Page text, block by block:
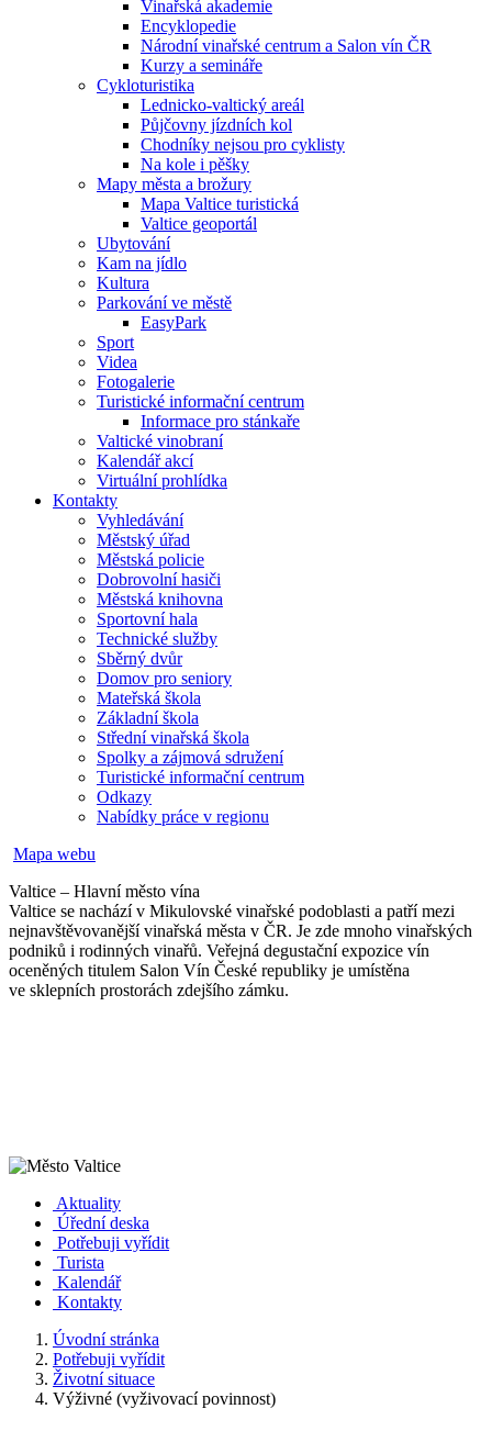
Vinařská akademie
Encyklopedie
Národní vinařské centrum a Salon vín ČR
Kurzy a semináře
Cykloturistika
Lednicko-valtický areál
Půjčovny jízdních kol
Chodníky nejsou pro cyklisty
Na kole i pěšky
Mapy města a brožury
Mapa Valtice turistická
Valtice geoportál
Ubytování
Kam na jídlo
Kultura
Parkování ve městě
EasyPark
Sport
Videa
Fotogalerie
Turistické informační centrum
Informace pro stánkaře
Valtické vinobraní
Kalendář akcí
Virtuální prohlídka
Kontakty
Vyhledávání
Městský úřad
Městská policie
Dobrovolní hasiči
Městská knihovna
Sportovní hala
Technické služby
Sběrný dvůr
Domov pro seniory
Mateřská škola
Základní škola
Střední vinařská škola
Spolky a zájmová sdružení
Turistické informační centrum
Odkazy
Nabídky práce v regionu
Mapa webu
Valtice – Hlavní město vína
Valtice se nachází v Mikulovské vinařské podoblasti a patří mezi
nejnavštěvovanější vinařská města v ČR. Je zde mnoho vinařských
podniků i rodinných vinařů. Veřejná degustační expozice vín
oceněných titulem Salon Vín České republiky je umístěna
ve sklepních prostorách zdejšího zámku.
Aktuality
Úřední deska
Potřebuji vyřídit
Turista
Kalendář
Kontakty
Úvodní stránka
Potřebuji vyřídit
Životní situace
Výživné (vyživovací povinnost)